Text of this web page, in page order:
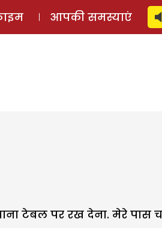
लॉग इन ⚲
आपकी समस्याएं
टेबल पर रख देना. मेरे पास